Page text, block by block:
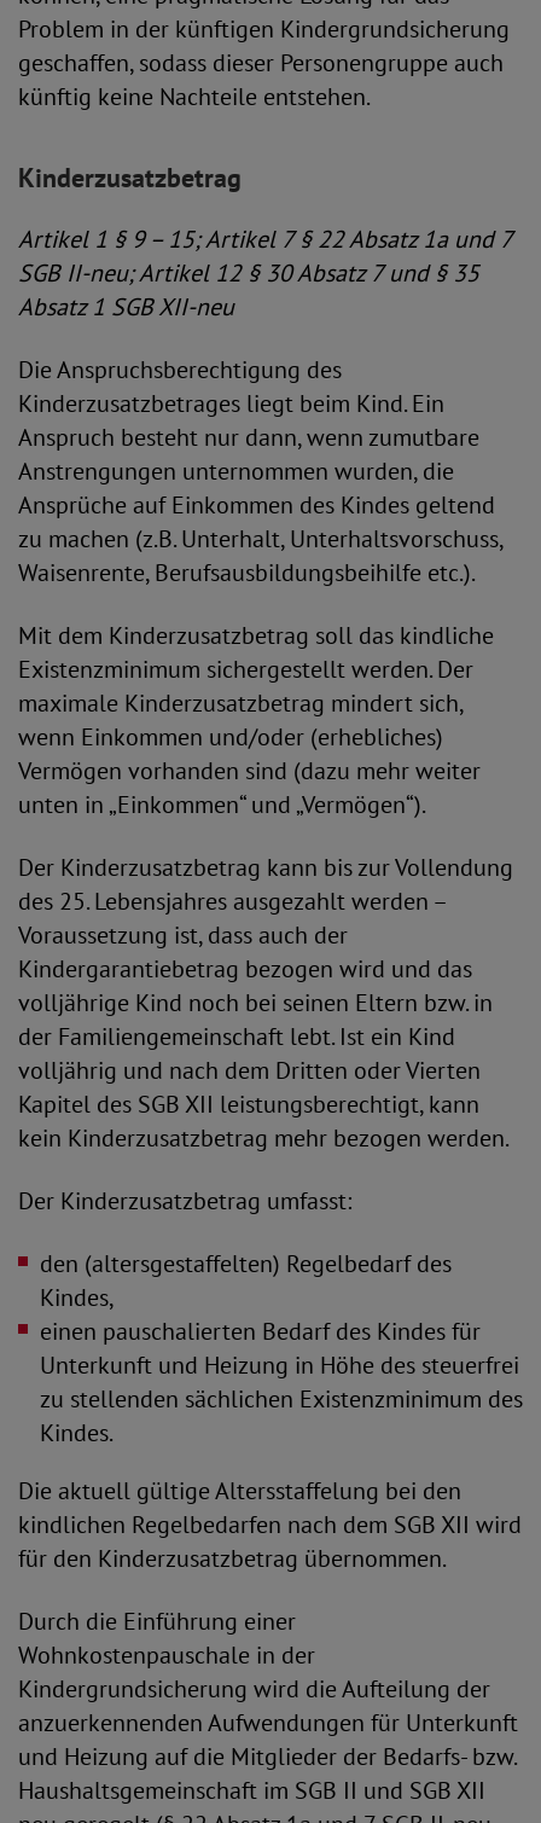
Problem in der künftigen Kindergrundsicherung
geschaffen, sodass dieser Personengruppe auch
künftig keine Nachteile entstehen.
Kinderzusatzbetrag
Artikel 1 § 9 – 15; Artikel 7 § 22 Absatz 1a und 7
SGB II-neu; Artikel 12 § 30 Absatz 7 und § 35
Absatz 1 SGB XII-neu
Die Anspruchsberechtigung des
Kinderzusatzbetrages liegt beim Kind. Ein
Anspruch besteht nur dann, wenn zumutbare
Anstrengungen unternommen wurden, die
Ansprüche auf Einkommen des Kindes geltend
zu machen (z.B. Unterhalt, Unterhaltsvorschuss,
Waisenrente, Berufsausbildungsbeihilfe etc.).
Mit dem Kinderzusatzbetrag soll das kindliche
Existenzminimum sichergestellt werden. Der
maximale Kinderzusatzbetrag mindert sich,
wenn Einkommen und/oder (erhebliches)
Vermögen vorhanden sind (dazu mehr weiter
unten in „Einkommen“ und „Vermögen“).
Der Kinderzusatzbetrag kann bis zur Vollendung
des 25. Lebensjahres ausgezahlt werden –
Voraussetzung ist, dass auch der
Kindergarantiebetrag bezogen wird und das
volljährige Kind noch bei seinen Eltern bzw. in
der Familiengemeinschaft lebt. Ist ein Kind
volljährig und nach dem Dritten oder Vierten
Kapitel des SGB XII leistungsberechtigt, kann
kein Kinderzusatzbetrag mehr bezogen werden.
Der Kinderzusatzbetrag umfasst:
den (altersgestaffelten) Regelbedarf des
Kindes,
einen pauschalierten Bedarf des Kindes für
Unterkunft und Heizung in Höhe des steuerfrei
zu stellenden sächlichen Existenzminimum des
Kindes.
Die aktuell gültige Altersstaffelung bei den
kindlichen Regelbedarfen nach dem SGB XII wird
für den Kinderzusatzbetrag übernommen.
Durch die Einführung einer
Wohnkostenpauschale in der
Kindergrundsicherung wird die Aufteilung der
anzuerkennenden Aufwendungen für Unterkunft
und Heizung auf die Mitglieder der Bedarfs- bzw.
Haushaltsgemeinschaft im SGB II und SGB XII